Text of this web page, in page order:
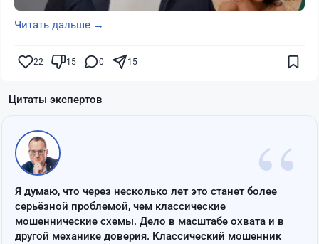
Читать дальше →
22 15 0 15
Цитаты экспертов
“
Я думаю, что через несколько лет это станет более
серьёзной проблемой, чем классические
мошеннические схемы. Дело в масштабе охвата и в
другой механике доверия. Классический мошенник